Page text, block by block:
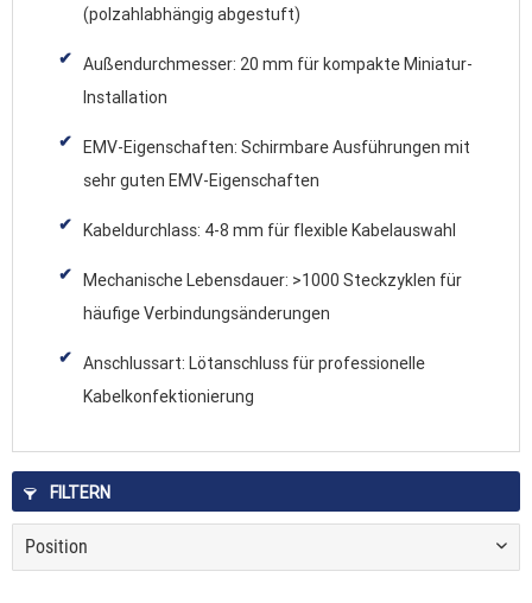
(polzahlabhängig abgestuft)
Außendurchmesser: 20 mm für kompakte Miniatur-
Installation
EMV-Eigenschaften: Schirmbare Ausführungen mit
sehr guten EMV-Eigenschaften
Kabeldurchlass: 4-8 mm für flexible Kabelauswahl
Mechanische Lebensdauer: >1000 Steckzyklen für
häufige Verbindungsänderungen
Anschlussart: Lötanschluss für professionelle
Kabelkonfektionierung
FILTERN